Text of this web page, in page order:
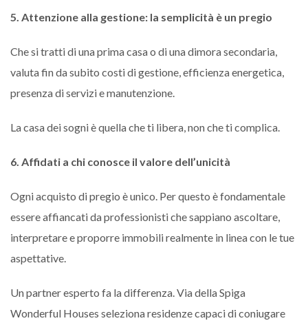
5. Attenzione alla gestione: la semplicità è un pregio
Che si tratti di una prima casa o di una dimora secondaria,
valuta fin da subito costi di gestione, efficienza energetica,
presenza di servizi e manutenzione.
La casa dei sogni è quella che ti libera, non che ti complica.
6. Affidati a chi conosce il valore dell’unicità
Ogni acquisto di pregio è unico. Per questo è fondamentale
essere affiancati da professionisti che sappiano ascoltare,
interpretare e proporre immobili realmente in linea con le tue
aspettative.
Un partner esperto fa la differenza. Via della Spiga
Wonderful Houses seleziona residenze capaci di coniugare